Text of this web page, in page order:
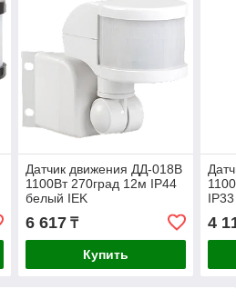
Датчик движения ДД-018В
1100Вт 270град 12м IP44
белый IEK
6 617₸
Купить
4